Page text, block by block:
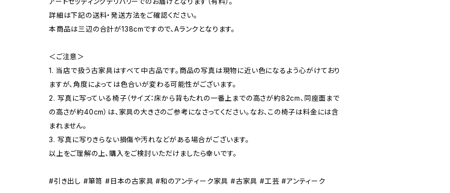
詳細は下記の送料・発送方法をご確認ください。
本商品は三辺の合計が138cmですので、Aランクとなります。
＜ご注意＞
1. 当店で扱う古家具はすべて中古品です。商品の写真は現物に近い色になるよう心がけており
ますが、角度によっては色合いが変わる可能性がございます。
2. 写真に写っている椅子（サイズ：床から背もたれの一番上までの高さが約82cm、同座面まで
の高さが約40cm）は、家具の大きさのご参考になさってください。なお、この椅子は料金には含
まれません。
3. 写真に写りきらない損傷や汚れなどがある場合がございます。
以上をご理解の上、購入をご検討いただけましたら幸いです。
#引き出し #箪笥 #日本の古家具 #和のアンティーク家具 #古家具 #工芸 #アンティーク